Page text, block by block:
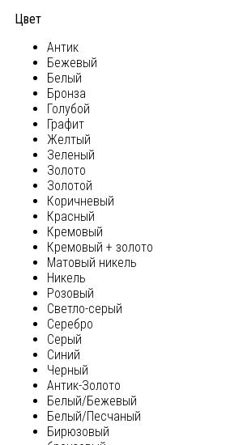
Цвет
Антик
Бежевый
Белый
Бронза
Голубой
Графит
Желтый
Зеленый
Золото
Золотой
Коричневый
Красный
Кремовый
Кремовый + золото
Матовый никель
Никель
Розовый
Светло-серый
Серебро
Серый
Синий
Черный
Антик-Золото
Белый/Бежевый
Белый/Песчаный
Бирюзовый